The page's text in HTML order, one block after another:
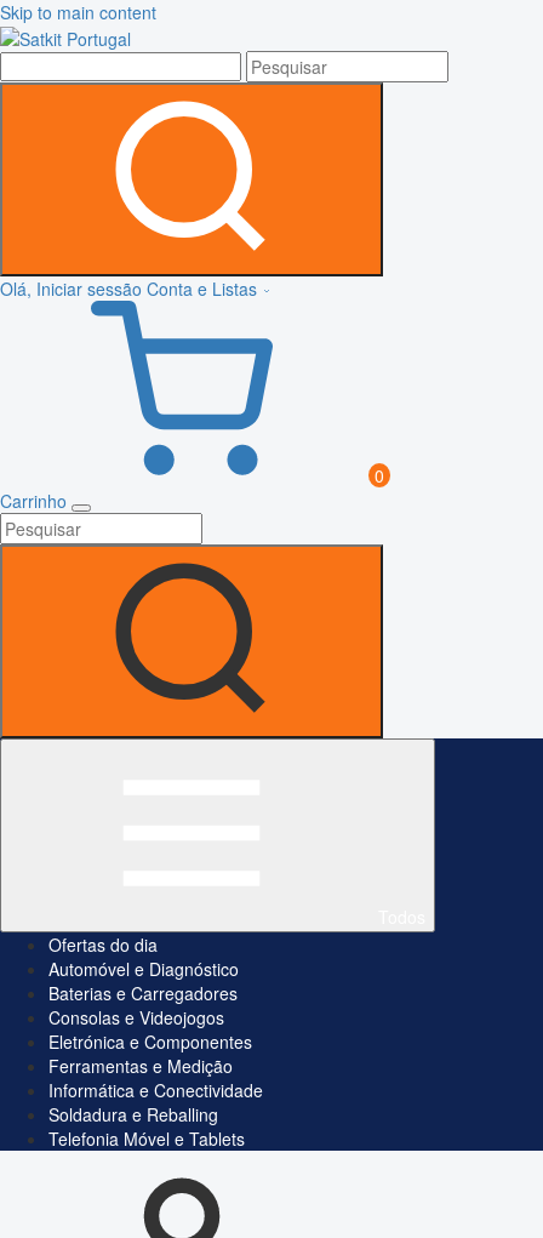
Skip to main content
Olá, Iniciar sessão Conta e Listas
0
Carrinho
Ofertas do dia
Automóvel e Diagnóstico
Baterias e Carregadores
Consolas e Videojogos
Eletrónica e Componentes
Ferramentas e Medição
Informática e Conectividade
Soldadura e Reballing
Telefonia Móvel e Tablets